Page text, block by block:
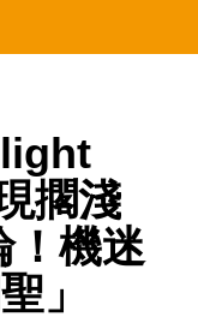
擱淺
！機迷
」